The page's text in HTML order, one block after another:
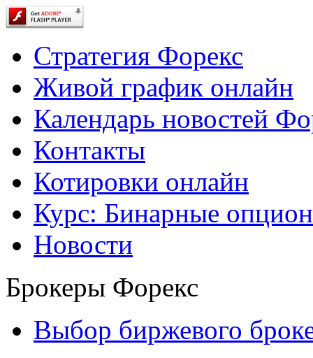
Стратегия Форекс
Живой график онлайн
Календарь новостей
Контакты
Котировки онлайн
Курс: Бинарные
Новости
Брокеры Форекс
Выбор биржевого